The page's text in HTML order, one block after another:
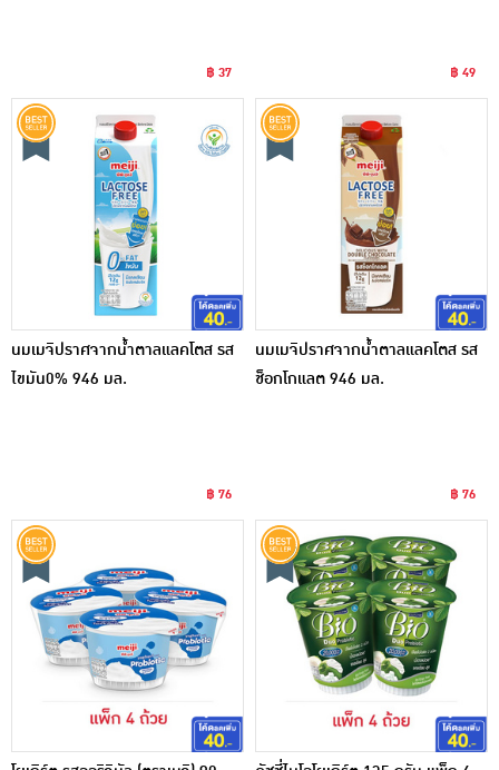
฿ 37 ฿ 49
นมเมจิปราศจากน้ำตาลแลคโตส รส
ไขมัน0% 946 มล.
฿ 76
นมเมจิปราศจากน้ำตาลแลคโตส รส
ช็อกโกแลต 946 มล.
฿ 76